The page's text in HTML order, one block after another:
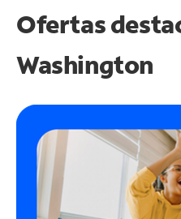
Ofertas
Washington